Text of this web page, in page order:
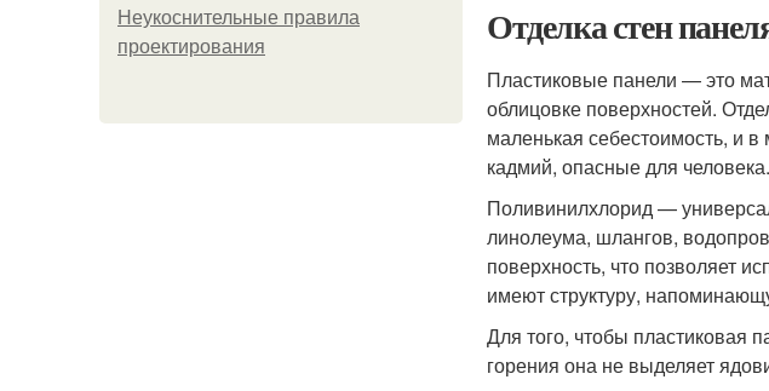
Неукоснительные правила
проектирования
Отделка стен
Пластиковые панели — это
облицовке поверхностей.
маленькая себестоимость, и
кадмий, опасные для человека.
Поливинилхлорид —
линолеума, шлангов,
поверхность, что позволяет
имеют структуру,
Для того, чтобы пластиковая
горения она не выделяет